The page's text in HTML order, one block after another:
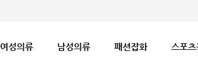
여성의류 남성의류 패션잡화 스포